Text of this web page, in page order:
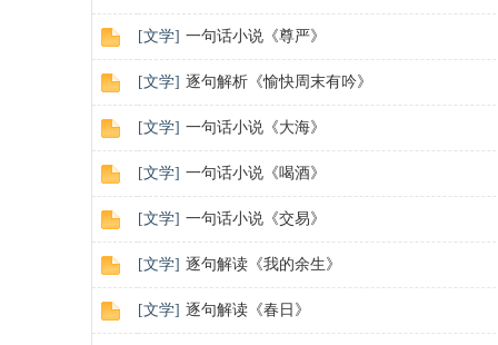
市
[文学] 一句话小说《尊严》
[文学] 逐句解析《愉快周末有吟》
[文学] 一句话小说《大海》
[文学] 一句话小说《喝酒》
[文学] 一句话小说《交易》
[文学] 逐句解读《我的余生》
[文学] 逐句解读《春日》